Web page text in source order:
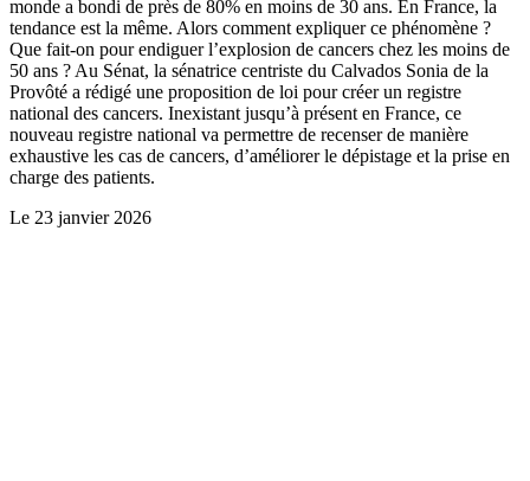
monde a bondi de près de 80% en moins de 30 ans. En France, la
tendance est la même. Alors comment expliquer ce phénomène ?
Que fait-on pour endiguer l’explosion de cancers chez les moins de
50 ans ? Au Sénat, la sénatrice centriste du Calvados Sonia de la
Provôté a rédigé une proposition de loi pour créer un registre
national des cancers. Inexistant jusqu’à présent en France, ce
nouveau registre national va permettre de recenser de manière
exhaustive les cas de cancers, d’améliorer le dépistage et la prise en
charge des patients.
Le 23 janvier 2026